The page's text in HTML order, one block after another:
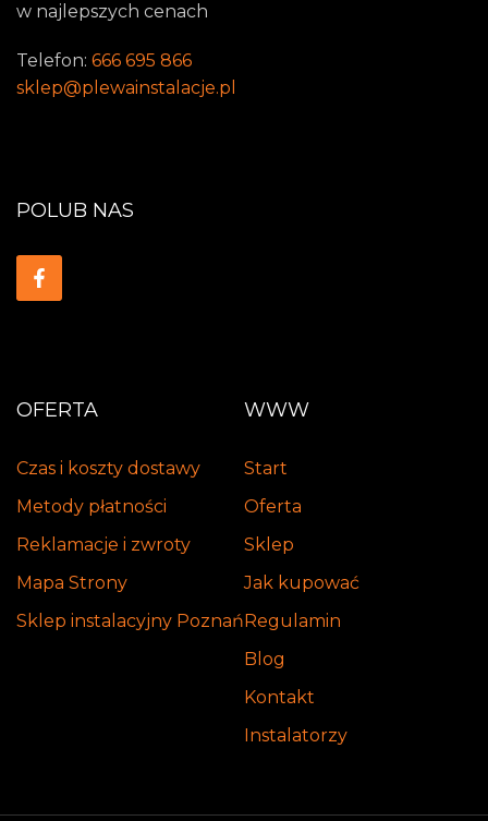
w najlepszych cenach
Telefon: 666 695 866
sklep@plewainstalacje.pl
OFERTA
Czas i koszty dostawy
Metody płatności
Reklamacje i zwroty
Mapa Strony
Sklep instalacyjny Poznań
WWW
Start
Oferta
Sklep
Jak kupować
Regulamin
Blog
Kontakt
Instalatorzy
POLUB NAS